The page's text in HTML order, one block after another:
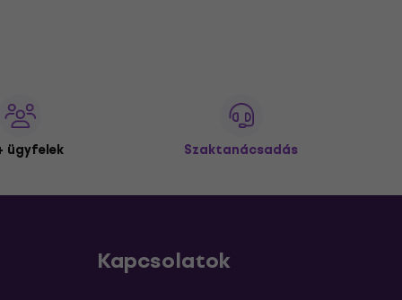
ügyfelek Szaktanácsadás
Kapcsolatok